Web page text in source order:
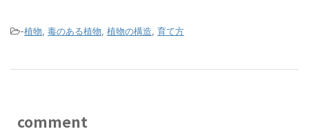
-植物, 毒のある植物, 植物の構造, 育て方
comment